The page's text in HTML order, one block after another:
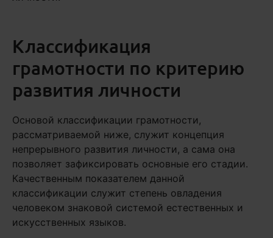
Классификация
грамотности по критерию
развития личности
Основой классификации грамотности,
рассматриваемой ниже, служит концепция
непрерывного развития личности, а сама она
позволяет зафиксировать основные его стадии.
Качественным показателем данной
классификации служит степень овладения
человеком знаковой системой естественных и
искусственных языков.